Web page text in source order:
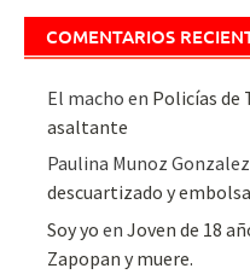
COMENTARIOS
El macho en Policías de
asaltante
Paulina Munoz Gonzalez
descuartizado y
Soy yo enJoven de 18
Zapopan y muere.